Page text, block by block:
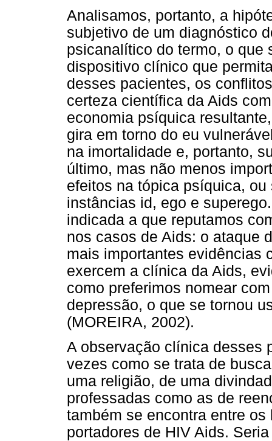
Analisamos, portanto, a
subjetivo de um diagnóstico
psicanalítico do termo, o que
dispositivo clínico que
desses pacientes, os
certeza científica da Aids
economia psíquica
gira em torno do eu
na imortalidade e, portanto,
último, mas não menos
efeitos na tópica psíquica,
instâncias id, ego e
indicada a que reputamos
nos casos de Aids: o ataque
mais importantes evidências
exercem a clínica da Aids,
como preferimos nomear
depressão, o que se tornou
(MOREIRA, 2002).
A observação clínica desses
vezes como se trata de
uma religião, de uma
professadas como as de
também se encontra entre
portadores de HIV Aids.